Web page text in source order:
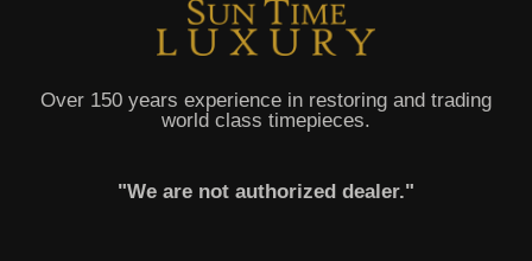
Over 150 years experience in restoring and trading
world class timepieces.
"We are not authorized dealer."